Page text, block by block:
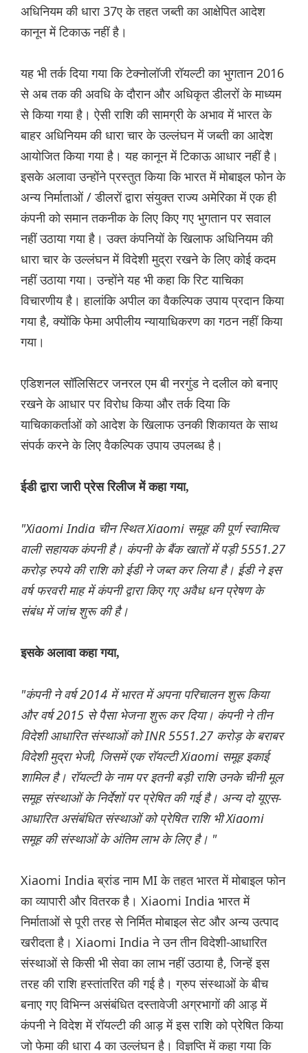
अधिनियम की धारा 37ए के तहत जब्ती का आक्षेपित आदेश
कानून में टिकाऊ नहीं है।
यह भी तर्क दिया गया कि टेक्नोलॉजी रॉयल्टी का भुगतान 2016
से अब तक की अवधि के दौरान और अधिकृत डीलरों के माध्यम
से किया गया है। ऐसी राशि की सामग्री के अभाव में भारत के
बाहर अधिनियम की धारा चार के उल्लंघन में जब्ती का आदेश
आयोजित किया गया है। यह कानून में टिकाऊ आधार नहीं है।
इसके अलावा उन्होंने प्रस्तुत किया कि भारत में मोबाइल फोन के
अन्य निर्माताओं / डीलरों द्वारा संयुक्त राज्य अमेरिका में एक ही
कंपनी को समान तकनीक के लिए किए गए भुगतान पर सवाल
नहीं उठाया गया है। उक्त कंपनियों के खिलाफ अधिनियम की
धारा चार के उल्लंघन में विदेशी मुद्रा रखने के लिए कोई कदम
नहीं उठाया गया। उन्होंने यह भी कहा कि रिट याचिका
विचारणीय है। हालांकि अपील का वैकल्पिक उपाय प्रदान किया
गया है, क्योंकि फेमा अपीलीय न्यायाधिकरण का गठन नहीं किया
गया।
एडिशनल सॉलिसिटर जनरल एम बी नरगुंड ने दलील को बनाए
रखने के आधार पर विरोध किया और तर्क दिया कि
याचिकाकर्ताओं को आदेश के खिलाफ उनकी शिकायत के साथ
संपर्क करने के लिए वैकल्पिक उपाय उपलब्ध है।
ईडी द्वारा जारी प्रेस रिलीज में कहा गया,
"Xiaomi India चीन स्थित Xiaomi समूह की पूर्ण स्वामित्व
वाली सहायक कंपनी है। कंपनी के बैंक खातों में पड़ी 5551.27
करोड़ रुपये की राशि को ईडी ने जब्त कर लिया है। ई़डी ने इस
वर्ष फरवरी माह में कंपनी द्वारा किए गए अवैध धन प्रेषण के
संबंध में जांच शुरू की है।
इसके अलावा कहा गया,
"कंपनी ने वर्ष 2014 में भारत में अपना परिचालन शुरू किया
और वर्ष 2015 से पैसा भेजना शुरू कर दिया। कंपनी ने तीन
विदेशी आधारित संस्थाओं को INR 5551.27 करोड़ के बराबर
विदेशी मुद्रा भेजी, जिसमें एक रॉयल्टी Xiaomi समूह इकाई
शामिल है। रॉयल्टी के नाम पर इतनी बड़ी राशि उनके चीनी मूल
समूह संस्थाओं के निर्देशों पर प्रेषित की गई है। अन्य दो यूएस-
आधारित असंबंधित संस्थाओं को प्रेषित राशि भी Xiaomi
समूह की संस्थाओं के अंतिम लाभ के लिए है। "
Xiaomi India ब्रांड नाम MI के तहत भारत में मोबाइल फोन
का व्यापारी और वितरक है। Xiaomi India भारत में
निर्माताओं से पूरी तरह से निर्मित मोबाइल सेट और अन्य उत्पाद
खरीदता है। Xiaomi India ने उन तीन विदेशी-आधारित
संस्थाओं से किसी भी सेवा का लाभ नहीं उठाया है, जिन्हें इस
तरह की राशि हस्तांतरित की गई है। ग्रुप संस्थाओं के बीच
बनाए गए विभिन्न असंबंधित दस्तावेजी अग्रभागों की आड़ में
कंपनी ने विदेश में रॉयल्टी की आड़ में इस राशि को प्रेषित किया
जो फेमा की धारा 4 का उल्लंघन है। विज्ञप्ति में कहा गया कि